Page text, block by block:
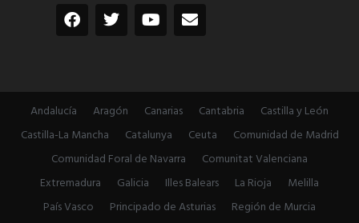
Andalucía Aragón Canarias Cantabria
Castilla y León
Castilla-La Mancha
Catalunya Ceuta
Comunidad de Madrid
Comunidad Foral de Navarra
Comunitat Valenciana
Extremadura
Galicia Illes Balears La Rioja
Melilla
País Vasco
Principado de Asturias Región de Murcia